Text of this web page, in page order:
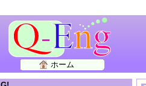
ホーム